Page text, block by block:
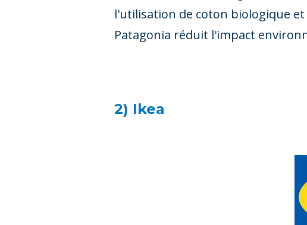
l'utilisation de coton biologique
Patagonia réduit l'impact
2) Ikea